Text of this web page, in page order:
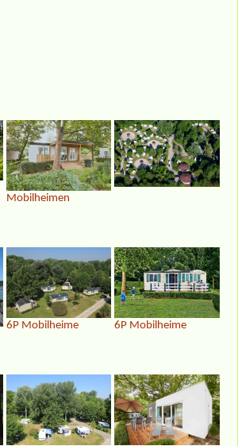
Mobilheimen
6P Mobilheime 6P Mobilheime